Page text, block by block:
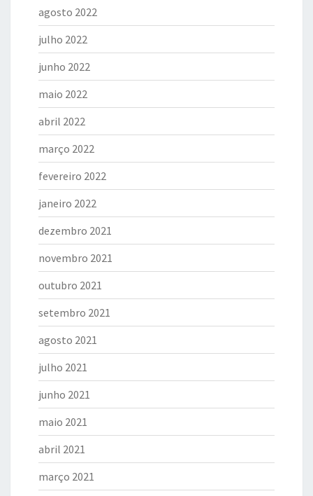
agosto 2022
julho 2022
junho 2022
maio 2022
abril 2022
março 2022
fevereiro 2022
janeiro 2022
dezembro 2021
novembro 2021
outubro 2021
setembro 2021
agosto 2021
julho 2021
junho 2021
maio 2021
abril 2021
março 2021